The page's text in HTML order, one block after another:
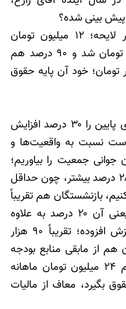
بینی شده؟
زارع: یکی حداقل حقوق بود که دولت در لایحه؛ ۱۲ میلیون تومان
مشخص کرده بود، در کمیسیون تلفیق ۱۳ تومان شد و ۹۰ درصد هم
هستند که ۱۱ میلیون و ۷۰۰ هزار تومان؛ خود آن پایه حقوق
زارع: حداقل همین ۱۳ است و آن حقوق‌های پایین را ۳۰ درصد افزایش
آینده و مابقی ۲۰ درصد است نسبت به واقعیت‌ها و
جوانی جمعیت را بیاوریم؛
دیگر نزدیک ۳۰ درصد آن قسمتش می‌شود ۲۸ درصد بیشتر، چون حداقل
را محاسبه کنیم، بازنشستگان هم تقریباً
نزدیک به ۴۰ درصد افزایش پیدا می‌کند، یعنی آن ۲۰ درصد به علاوه
متناسب سازی که یک درصد مالیات بر ارزش افزوده؛ تقریباً ۹۰ هزار
میلیارد تومان هم از مابقی منابع بودجه
پیش بینی شده. سقف معافیت مالیاتی هم ۲۴ میلیون تومان ماهانه
تومان حقوق بگیرد، معاف از مالیات